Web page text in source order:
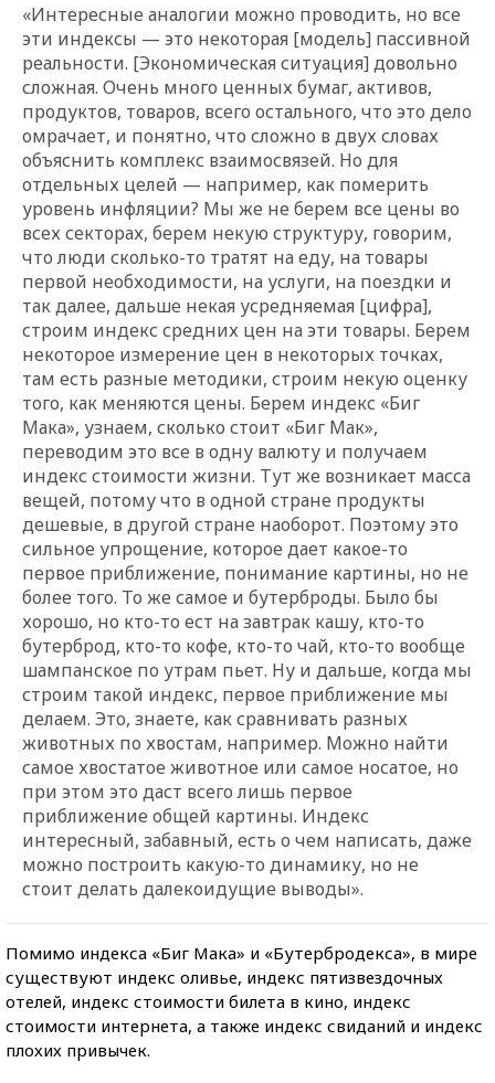
«Интересные аналогии можно проводить, но все
эти индексы — это некоторая [модель] пассивной
реальности. [Экономическая ситуация] довольно
сложная. Очень много ценных бумаг, активов,
продуктов, товаров, всего остального, что это дело
омрачает, и понятно, что сложно в двух словах
объяснить комплекс взаимосвязей. Но для
отдельных целей — например, как померить
уровень инфляции? Мы же не берем все цены во
всех секторах, берем некую структуру, говорим,
что люди сколько-то тратят на еду, на товары
первой необходимости, на услуги, на поездки и
так далее, дальше некая усредняемая [цифра],
строим индекс средних цен на эти товары. Берем
некоторое измерение цен в некоторых точках,
там есть разные методики, строим некую оценку
того, как меняются цены. Берем индекс «Биг
Мака», узнаем, сколько стоит «Биг Мак»,
переводим это все в одну валюту и получаем
индекс стоимости жизни. Тут же возникает масса
вещей, потому что в одной стране продукты
дешевые, в другой стране наоборот. Поэтому это
сильное упрощение, которое дает какое-то
первое приближение, понимание картины, но не
более того. То же самое и бутерброды. Было бы
хорошо, но кто-то ест на завтрак кашу, кто-то
бутерброд, кто-то кофе, кто-то чай, кто-то вообще
шампанское по утрам пьет. Ну и дальше, когда мы
строим такой индекс, первое приближение мы
делаем. Это, знаете, как сравнивать разных
животных по хвостам, например. Можно найти
самое хвостатое животное или самое носатое, но
при этом это даст всего лишь первое
приближение общей картины. Индекс
интересный, забавный, есть о чем написать, даже
можно построить какую-то динамику, но не
стоит делать далекоидущие выводы».
Помимо индекса «Биг Мака» и «Бутербродекса», в мире
существуют индекс оливье, индекс пятизвездочных
отелей, индекс стоимости билета в кино, индекс
стоимости интернета, а также индекс свиданий и индекс
плохих привычек.